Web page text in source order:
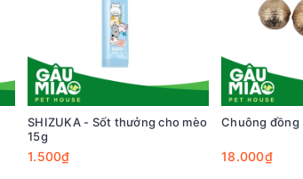
SHIZUKA - Sốt thưởng cho mèo
15g
1.500₫
Chuông đồng
18.000₫